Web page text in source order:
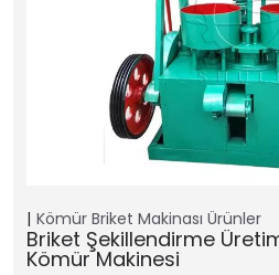
Kömür Briket Makinası Ürünler
Briket Şekillendirme
Kömür Makinesi